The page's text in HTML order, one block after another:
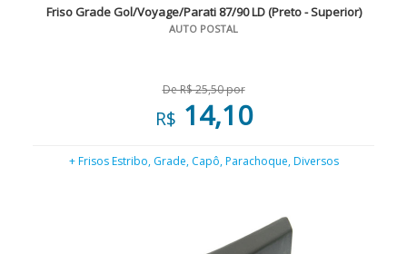
Friso Grade Gol/Voyage/Parati 87/90 LD (Preto - Superior)
AUTO POSTAL
De R$ 25,50 por
R$ 14,10
+ Frisos Estribo, Grade, Capô, Parachoque, Diversos